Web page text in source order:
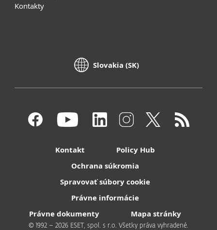
Kontakty
Slovakia (SK)
Kontakt
Policy Hub
Ochrana súkromia
Spravovať súbory cookie
Právne informácie
Právne dokumenty
Mapa stránky
© 1992 – 2026 ESET, spol. s r.o. Všetky práva vyhradené.